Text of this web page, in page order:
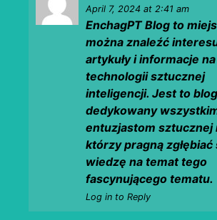
April 7, 2024 at 2:41 am
EnchagPT Blog to
można znaleźć
artykuły i informacje
technologii sztucznej
inteligencji. Jest to blog
dedykowany
entuzjastom sztucznej
którzy pragną zgłębiać
wiedzę na temat tego
fascynującego tematu.
Log in to Reply